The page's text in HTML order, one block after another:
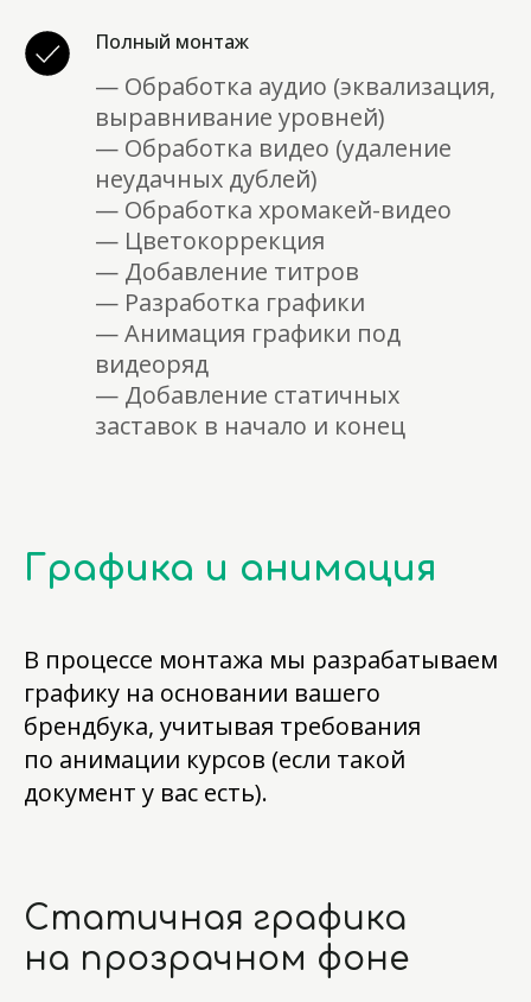
Полный монтаж
— Обработка аудио (эквализация,
выравнивание уровней)
— Обработка видео (удаление
неудачных дублей)
— Обработка хромакей-видео
— Цветокоррекция
— Добавление титров
— Разработка графики
— Анимация графики под
видеоряд
— Добавление статичных
заставок в начало и конец
Графика и анимация
В процессе монтажа мы разрабатываем
графику на основании вашего
брендбука, учитывая требования
по анимации курсов (если такой
документ у вас есть).
Статичная графика
на прозрачном фоне